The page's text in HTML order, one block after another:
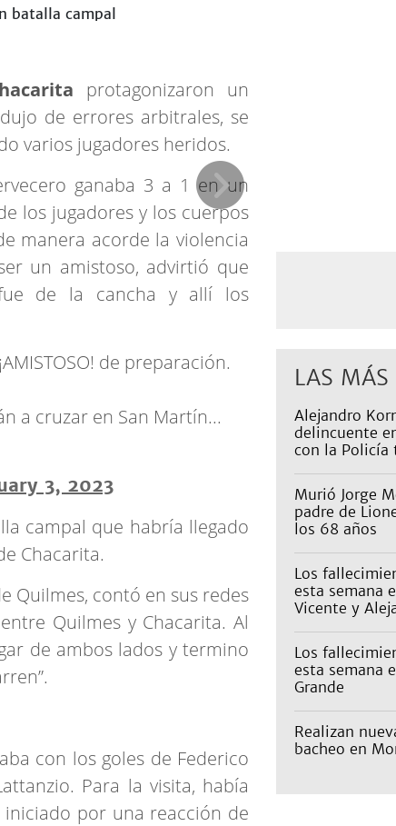
protagonizaron un
de errores arbitrales, se
varios jugadores heridos.
ganaba 3 a 1 en un
los jugadores y los cuerpos
manera acorde la violencia
un amistoso, advirtió que
de la cancha y allí los
de preparación.
a cruzar en San Martín...
3, 2023
campal que habría llegado
Chacarita.
Quilmes, contó en sus redes
Quilmes y Chacarita. Al
de ambos lados y termino
con los goles de Federico
Para la visita, había
por una reacción de
LAS MÁS
Alejandro
delincuente
con la Policía
Murió Jorge
padre de
los 68 años
Los
esta semana
Vicente y
Los
esta semana
Grande
Realizan
bacheo en